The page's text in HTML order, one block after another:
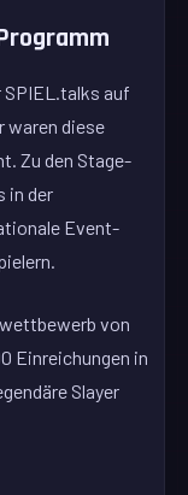
SPIEL.talks auf
waren diese
Zu den Stage-
in der
Event-
von
Einreichungen in
Slayer